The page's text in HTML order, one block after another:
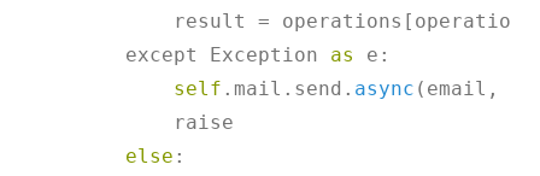
result =
        except Exception
as
e:
self .mail.send. async (email,
            raise
else :